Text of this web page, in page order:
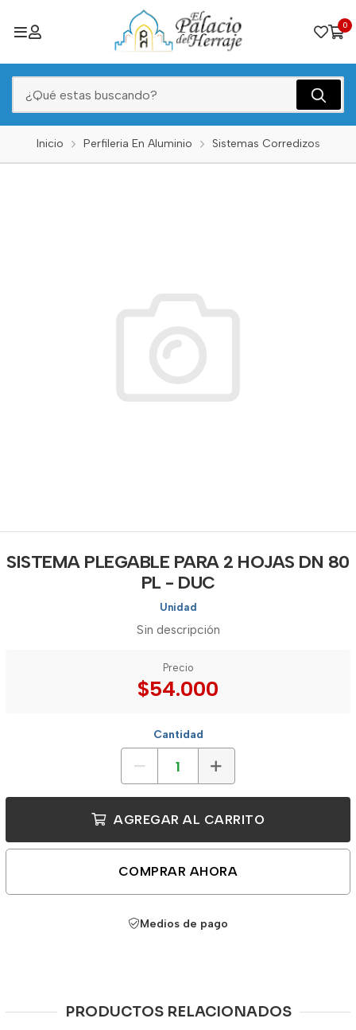
0
Inicio Perfileria En Aluminio Sistemas Corredizos
SISTEMA PLEGABLE PARA 2 HOJAS DN 80
PL - DUC
Unidad
Sin descripción
Precio
$54.000
Cantidad
AGREGAR AL CARRITO
COMPRAR AHORA
Medios de pago
PRODUCTOS RELACIONADOS